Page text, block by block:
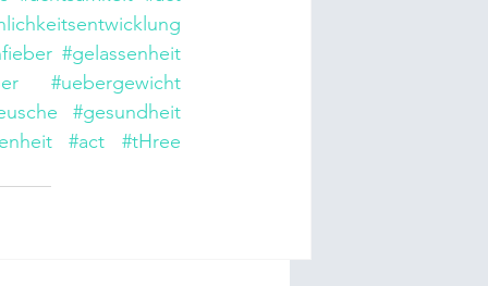
#gelassenheit
#uebergewicht
#gesundheit
#act
#tHree